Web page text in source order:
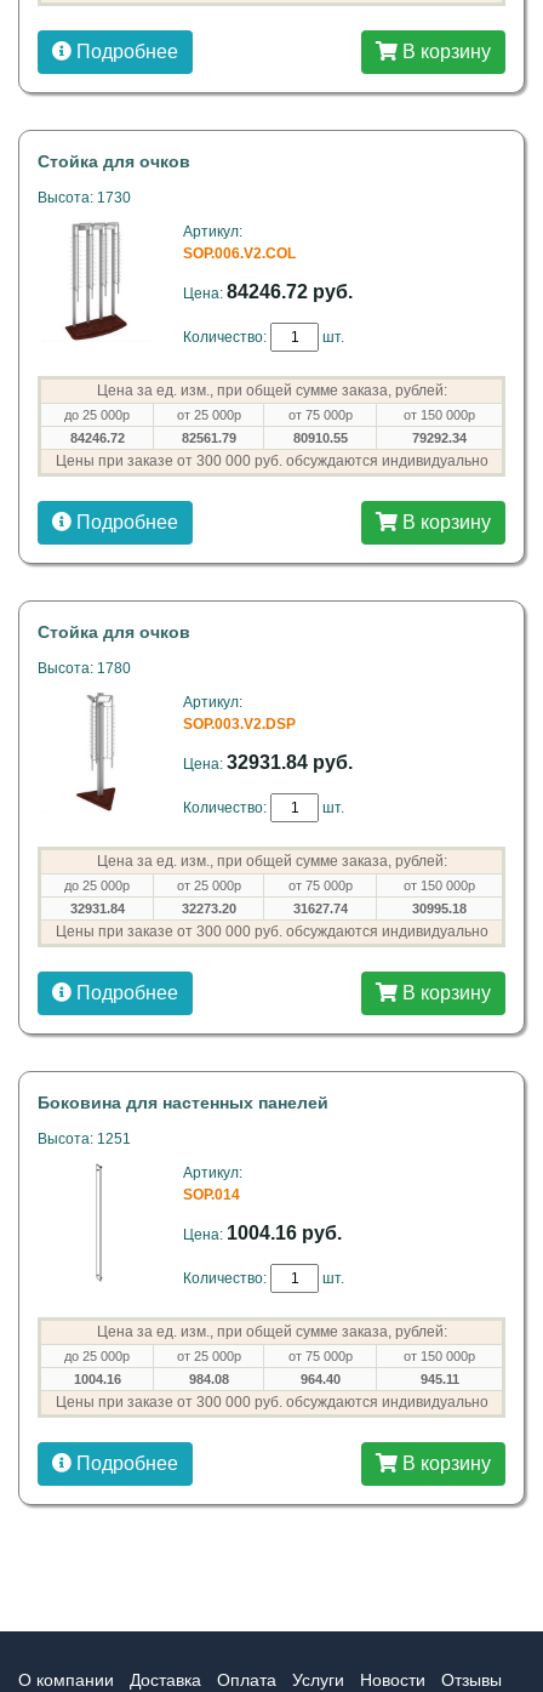
Подробнее В корзину
Стойка для очков
Высота: 1730
Артикул:
SOP.006.V2.COL
Цена: 84246.72 руб.
Количество: шт.
Цена за ед. изм., при общей сумме заказа, рублей:
до 25 000р от 25 000р от 75 000р
от 150 000р
84246.72
82561.79 80910.55 79292.34
Цены при заказе от 300 000 руб. обсуждаются индивидуально
Подробнее В корзину
Стойка для очков
Высота: 1780
Артикул:
SOP.003.V2.DSP
Цена: 32931.84 руб.
Количество: шт.
Цена за ед. изм., при общей сумме заказа, рублей:
до 25 000р от 25 000р от 75 000р
от 150 000р
32931.84
32273.20 31627.74 30995.18
Цены при заказе от 300 000 руб. обсуждаются индивидуально
Подробнее В корзину
Боковина для настенных панелей
Высота: 1251
Артикул:
SOP.014
Цена: 1004.16 руб.
Количество: шт.
Цена за ед. изм., при общей сумме заказа, рублей:
до 25 000р от 25 000р от 75 000р
от 150 000р
1004.16
984.08 964.40 945.11
Цены при заказе от 300 000 руб. обсуждаются индивидуально
Подробнее В корзину
О компании Доставка Оплата Услуги Новости Отзывы